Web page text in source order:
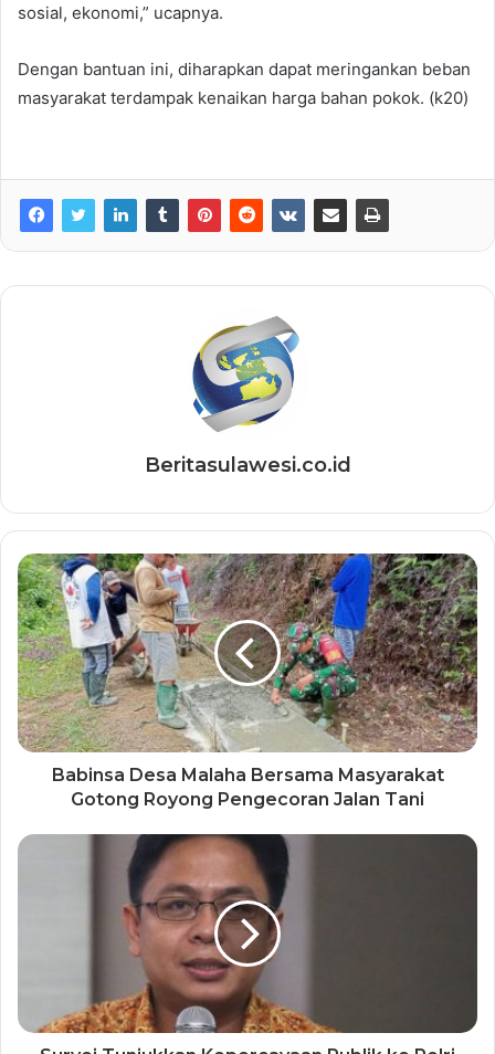
sosial, ekonomi,” ucapnya.
Dengan bantuan ini, diharapkan dapat meringankan beban
masyarakat terdampak kenaikan harga bahan pokok. (k20)
Beritasulawesi.co.id
Babinsa Desa Malaha Bersama Masyarakat
Gotong Royong Pengecoran Jalan Tani